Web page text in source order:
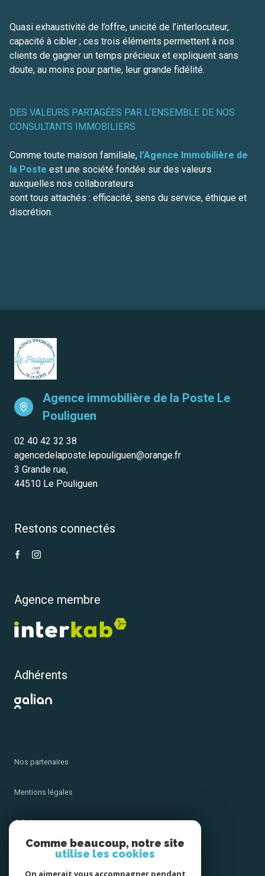
Quasi exhaustivité de l’offre, unicité de l’interlocuteur,
capacité à cibler ; ces trois éléments permettent à nos
clients de gagner un temps précieux et expliquent sans
doute, au moins pour partie, leur grande fidélité.
DES VALEURS PARTAGÉES PAR L’ENSEMBLE DE NOS
CONSULTANTS IMMOBILIERS
Comme toute maison familiale, l’Agence Immobilière de
la Poste est une société fondée sur des valeurs
auxquelles nos collaborateurs
sont tous attachés : efficacité, sens du service, éthique et
discrétion.
Agence immobilière de la Poste Le
Pouliguen
02 40 42 32 38
agencedelaposte.lepouliguen@orange.fr
3 Grande rue,
44510 Le Pouliguen
Restons connectés
Agence membre
Adhérents
Nos partenaires
Mentions légales
Admin
Nos honoraires
Comme beaucoup, notre site
utilise les cookies
On aimerait vous accompagner pendant